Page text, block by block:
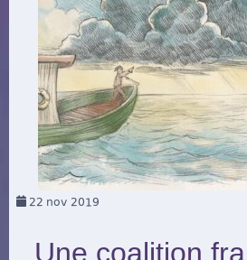
22 nov 2019
Une coalition